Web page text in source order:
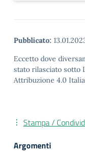
Pubblicato:
Eccetto dove
stato rilasciato sotto
Attribuzione 4.0
Stampa /
Argomenti